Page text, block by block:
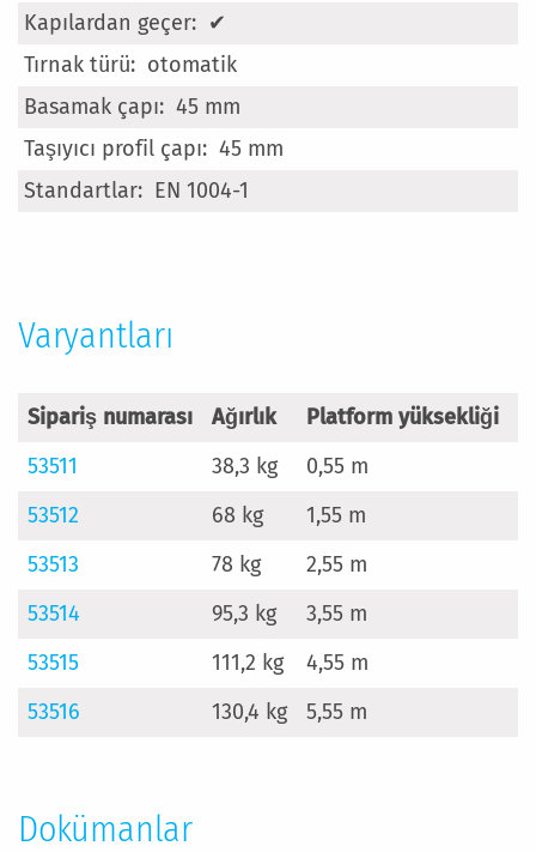
✔
otomatik
45 mm
45 mm
EN 1004-1
Varyantları
Sipariş numarası Ağırlık Platform yüksekliği
53511
38,3 kg 0,55 m
53512
68 kg 1,55 m
53513
78 kg 2,55 m
53514
95,3 kg 3,55 m
53515
111,2 kg 4,55 m
53516
130,4 kg 5,55 m
Dokümanlar